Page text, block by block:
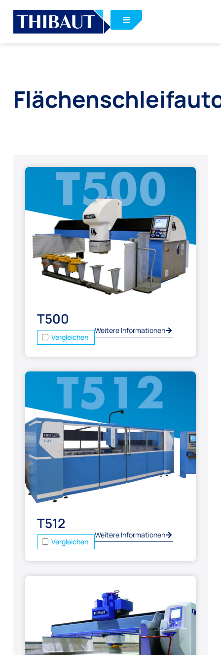
T500
Vergleichen
Weitere Informationen
T512
Vergleichen
Weitere Informationen